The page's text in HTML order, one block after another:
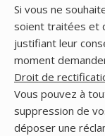
Si vous ne
soient traitées et
justifiant leur
moment
Droit de
Vous pouvez à
suppression de
déposer une